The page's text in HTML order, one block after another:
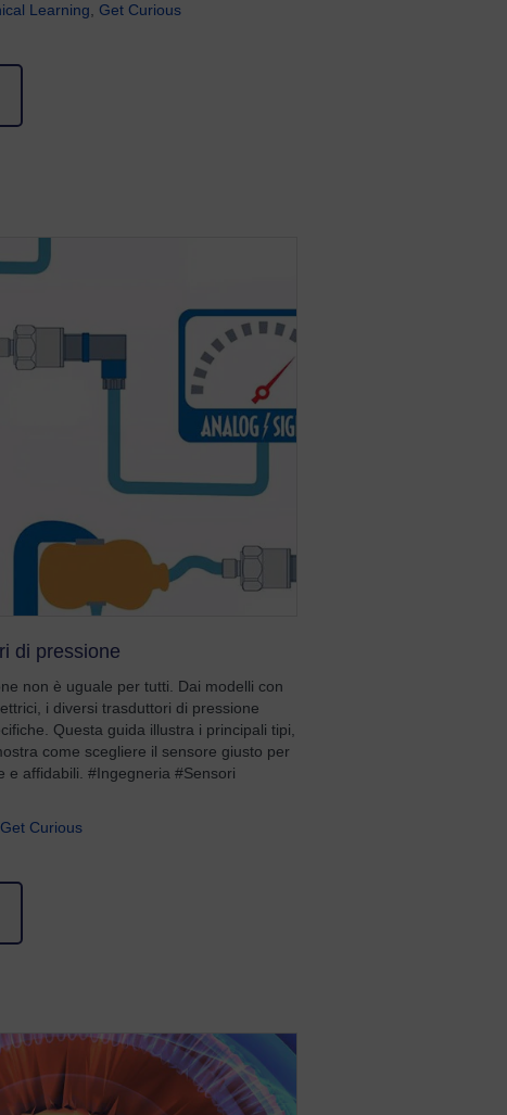
Learning Get Curious
di pressione
non è uguale per tutti. Dai modelli con
i diversi trasduttori di pressione
Questa guida illustra i principali tipi,
come scegliere il sensore giusto per
e affidabili. #Ingegneria #Sensori
Get Curious